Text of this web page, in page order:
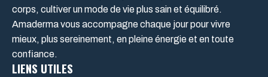
corps, cultiver un mode de vie plus sain et équilibré.
Amaderma vous accompagne chaque jour pour vivre
mieux, plus sereinement, en pleine énergie et en toute
confiance.
LIENS UTILES